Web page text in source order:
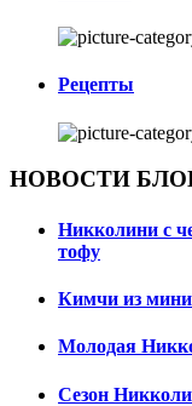
Рецепты
НОВОСТИ
Никколини с
тофу
Кимчи из
Молодая
Сезон